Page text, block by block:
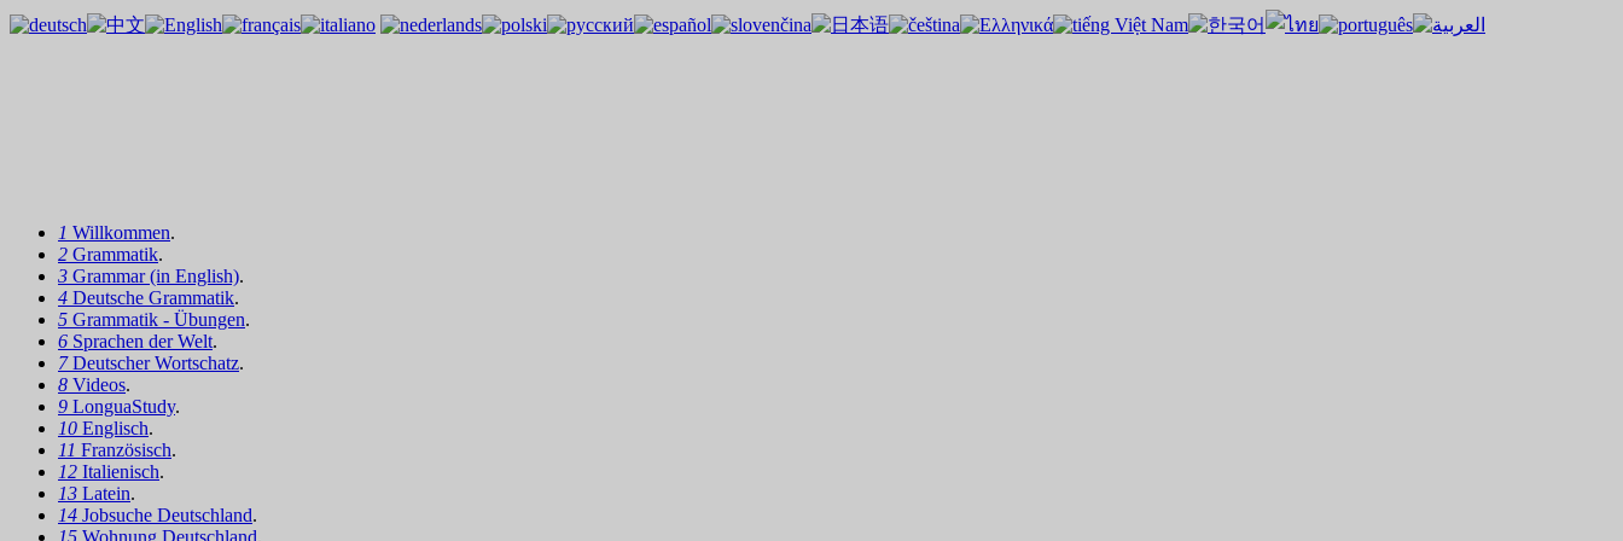
1 Willkommen.
2 Grammatik.
3 Grammar (in English).
4 Deutsche Grammatik.
5 Grammatik - Übungen.
6 Sprachen der Welt.
7Deutscher Wortschatz.
8 Videos.
9 LonguaStudy.
10 Englisch.
11 Französisch.
12 Italienisch.
13 Latein.
14 Jobsuche Deutschland.
15 Wohnung Deutschland.